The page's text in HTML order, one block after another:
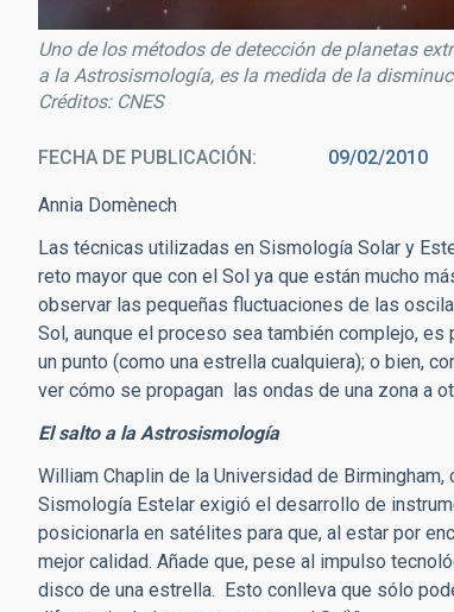
Uno de los métodos de detección de planetas
a la Astrosismología, es la medida de la
Créditos: CNES
FECHA DE PUBLICACIÓN 09/02/2010
Annia Domènech
Las técnicas utilizadas en Sismología Solar y
reto mayor que con el Sol ya que están mucho
observar las pequeñas fluctuaciones de las
Sol, aunque el proceso sea también complejo,
un punto (como una estrella cualquiera); o bien,
ver cómo se propagan las ondas de una zona a
El salto a la Astrosismología
William Chaplin de la Universidad de Birmingham,
Sismología Estelar exigió el desarrollo de
posicionarla en satélites para que, al estar por
mejor calidad. Añade que, pese al impulso
disco de una estrella. Esto conlleva que sólo